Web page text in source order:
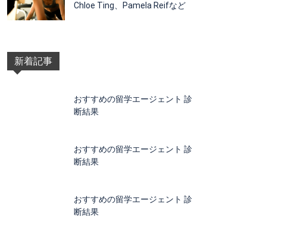
Chloe Ting、Pamela Reifなど
新着記事
おすすめの留学エージェント 診
断結果
おすすめの留学エージェント 診
断結果
おすすめの留学エージェント 診
断結果